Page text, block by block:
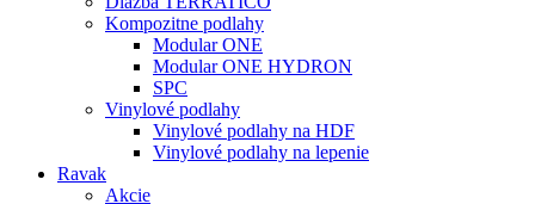
Kompozitne podlahy
Modular ONE
Modular ONE HYDRON
SPC
Vinylové podlahy
Vinylové podlahy na HDF
Vinylové podlahy na lepenie
Ravak
Akcie